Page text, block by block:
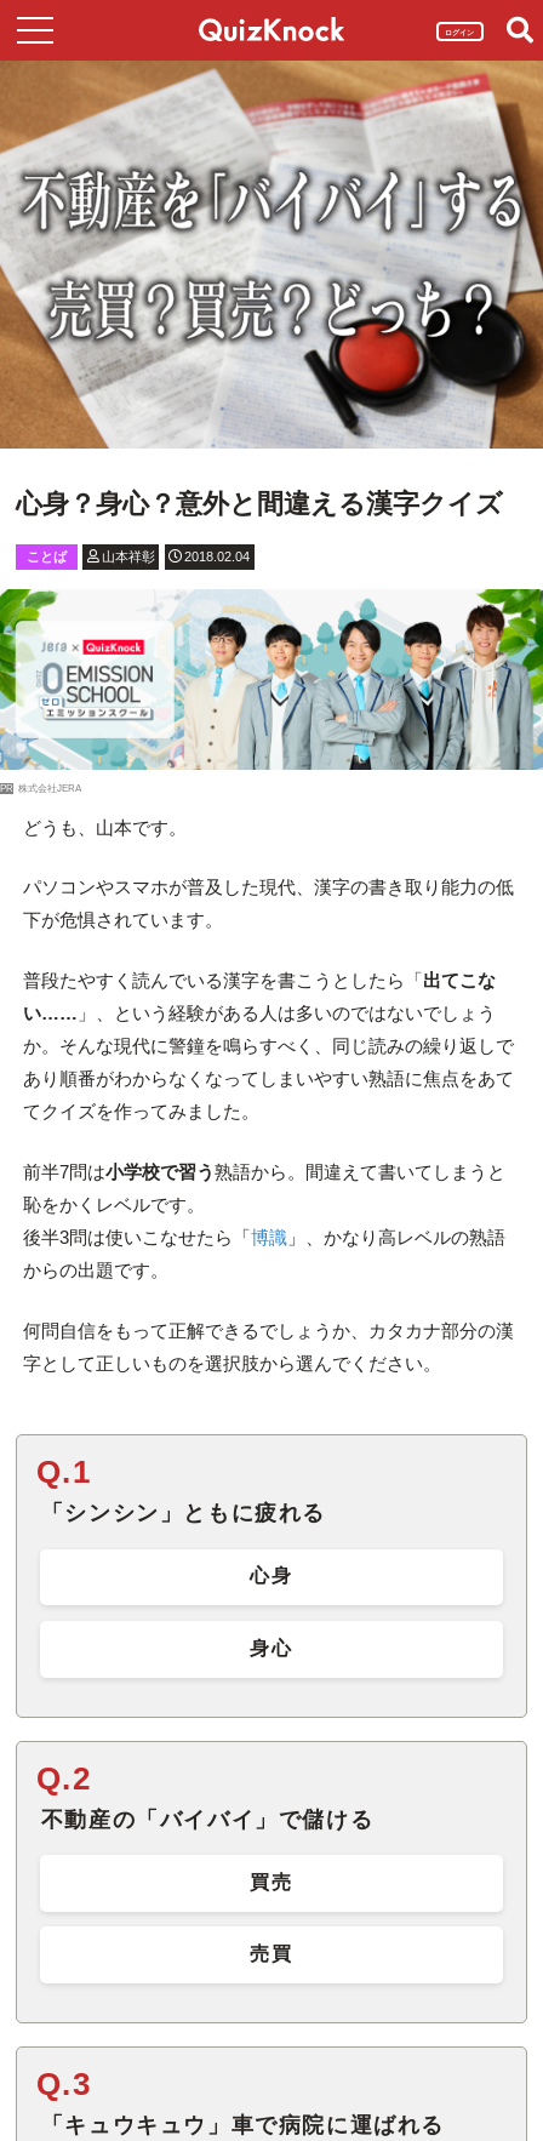
ログイン
心身？身心？意外と間違える漢字クイズ
ことば 山本祥彰 2018.02.04
PR 株式会社JERA
どうも、山本です。
パソコンやスマホが普及した現代、漢字の書き取り能力の低
下が危惧されています。
普段たやすく読んでいる漢字を書こうとしたら「出てこな
い…… 」、という経験がある人は多いのではないでしょう
か。そんな現代に警鐘を鳴らすべく、同じ読みの繰り返しで
あり順番がわからなくなってしまいやすい熟語に焦点をあて
てクイズを作ってみました。
前半7問は小学校で習う熟語から。間違えて書いてしまうと
恥をかくレベルです。
後半3問は使いこなせたら「博識」、かなり高レベルの熟語
からの出題です。
何問自信をもって正解できるでしょうか、カタカナ部分の漢
字として正しいものを選択肢から選んでください。
Q.1
「シンシン」ともに疲れる
心身
身心
Q.2
不動産の「バイバイ」で儲ける
買売
売買
Q.3
「キュウキュウ」車で病院に運ばれる